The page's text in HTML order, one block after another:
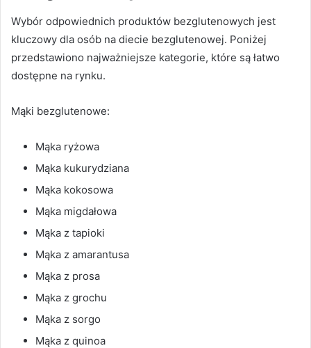
Wybór odpowiednich produktów bezglutenowych jest
kluczowy dla osób na diecie bezglutenowej. Poniżej
przedstawiono najważniejsze kategorie, które są łatwo
dostępne na rynku.
Mąki bezglutenowe:
Mąka ryżowa
Mąka kukurydziana
Mąka kokosowa
Mąka migdałowa
Mąka z tapioki
Mąka z amarantusa
Mąka z prosa
Mąka z grochu
Mąka z sorgo
Mąka z quinoa